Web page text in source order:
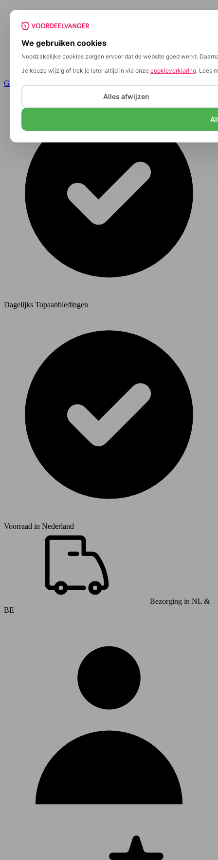
We gebruiken cookies
Noodzakelijke cookies zorgen ervoor dat de website goed werkt.
Je keuze wijzig of trek je later altijd in via onze cookieverklaring. Lees
Alles afwijzen
Ga naar de inhoud
Dagelijks Topaanbiedingen
Voorraad in Nederland
Bezorging in NL &
BE